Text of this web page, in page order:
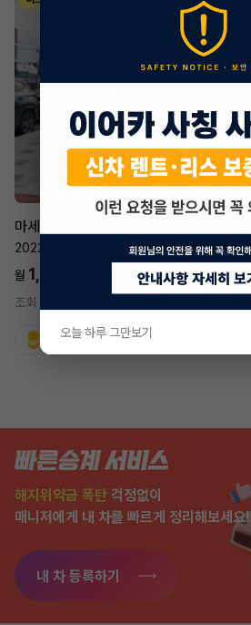
승계 매니저
한태현
마세라티 르반떼
2022년
2.0 Hybrid GT
월 1,697,700 24개월
조회 757
지원금31,860,000원
해지위약금 폭탄 걱정없이
매니저에게 내 차를 빠르게 정리해보세요!
내 차 등록하기
오늘 하루 그만보기